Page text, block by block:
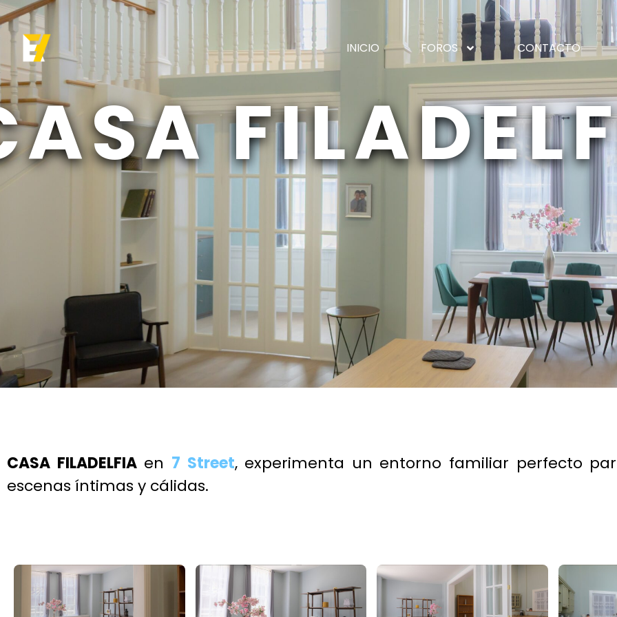
INICIO FOROS CONTACTO
CASA FILADELFIAen 7 Street, experimenta un entorno familiar perfecto
escenas íntimas y cálidas.